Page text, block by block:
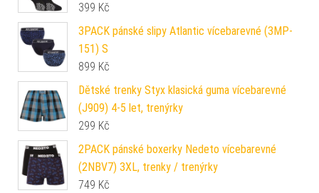
399 Kč
3PACK pánské slipy Atlantic vícebarevné (3MP-
151) S
899 Kč
Dětské trenky Styx klasická guma vícebarevné
(J909) 4-5 let, trenýrky
299 Kč
2PACK pánské boxerky Nedeto vícebarevné
(2NBV7) 3XL, trenky / trenýrky
749 Kč